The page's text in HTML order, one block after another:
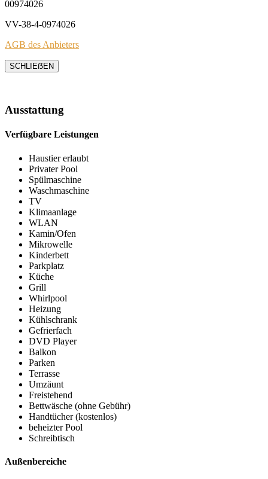
00974026
VV-38-4-0974026
AGB des Anbieters
SCHLIEẞEN
Ausstattung
Verfügbare Leistungen
Haustier erlaubt
Privater Pool
Spülmaschine
Waschmaschine
TV
Klimaanlage
WLAN
Kamin/Ofen
Mikrowelle
Kinderbett
Parkplatz
Küche
Grill
Whirlpool
Heizung
Kühlschrank
Gefrierfach
DVD Player
Balkon
Parken
Terrasse
Umzäunt
Freistehend
Bettwäsche (ohne Gebühr)
Handtücher (kostenlos)
beheizter Pool
Schreibtisch
Außenbereiche